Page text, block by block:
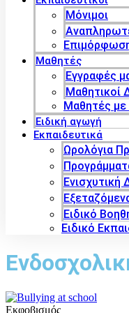
Μόνιμοι
Μαθητές
Εγγραφές
Μαθητικοί
Μαθητές με
Ειδική αγωγή
Εκπαιδευτικά
Ωρολόγια
Ενισχυτική
Ειδικό
Ειδικό
Εκφοβισμός